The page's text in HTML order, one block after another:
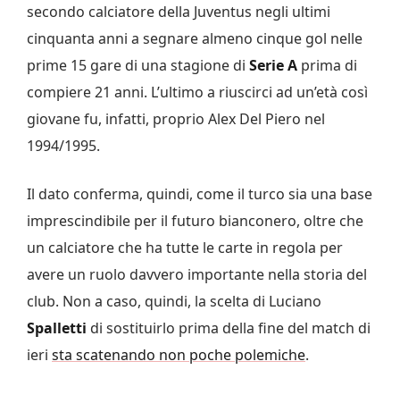
secondo calciatore della Juventus negli ultimi
cinquanta anni a segnare almeno cinque gol nelle
prime 15 gare di una stagione di Serie A prima di
compiere 21 anni. L’ultimo a riuscirci ad un’età così
giovane fu, infatti, proprio Alex Del Piero nel
1994/1995.
Il dato conferma, quindi, come il turco sia una base
imprescindibile per il futuro bianconero, oltre che
un calciatore che ha tutte le carte in regola per
avere un ruolo davvero importante nella storia del
club. Non a caso, quindi, la scelta di Luciano
Spalletti di sostituirlo prima della fine del match di
ieri sta scatenando non poche polemiche.